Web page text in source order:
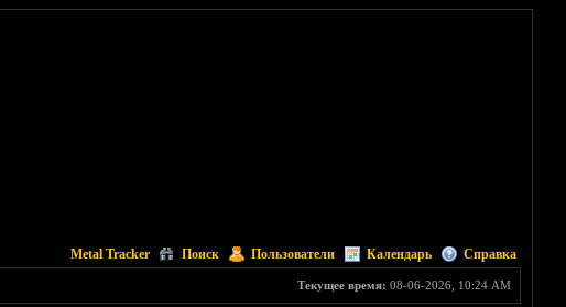
Metal Tracker Поиск Пользователи Календарь Справка
Текущее время: 08-06-2026, 10:24 AM